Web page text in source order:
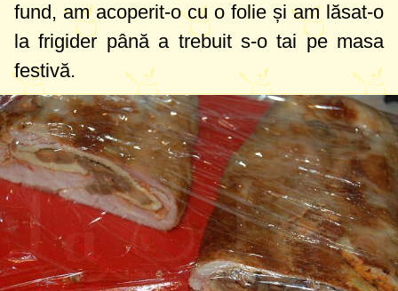
fund, am acoperit-o cu o folie și am lăsat-o
la frigider până a trebuit s-o tai pe masa
festivă.